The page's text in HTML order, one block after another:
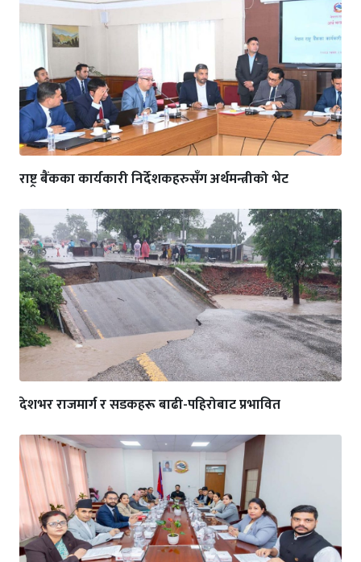
राष्ट्र बैंकका कार्यकारी निर्देशकहरुसँग अर्थमन्त्रीको भेट
देशभर राजमार्ग र सडकहरू बाढी-पहिरोबाट प्रभावित